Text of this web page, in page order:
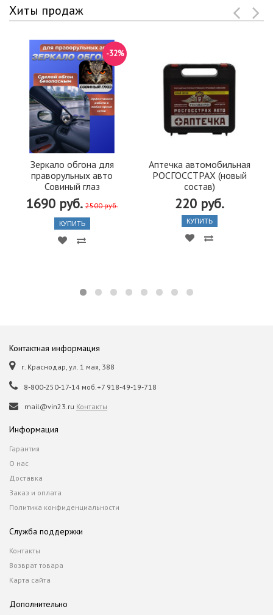
Хиты продаж
Зеркало обгона для
праворульных авто
Совиный глаз
1690 руб. 2500 руб.
-32%
КУПИТЬ
Аптечка автомобильная
РОСГОССТРАХ (новый
состав)
220 руб.
КУПИТЬ
Контактная информация
г. Краснодар, ул. 1 мая, 388
8-800-250-17-14 моб.+7 918-49-19-718
mail@vin23.ru Контакты
Информация
Гарантия
О нас
Доставка
Заказ и оплата
Политика конфиденциальности
Служба поддержки
Контакты
Возврат товара
Карта сайта
Дополнительно